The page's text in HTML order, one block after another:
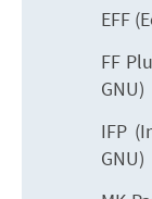
EFF
FF
GNU)
IFP
GNU)